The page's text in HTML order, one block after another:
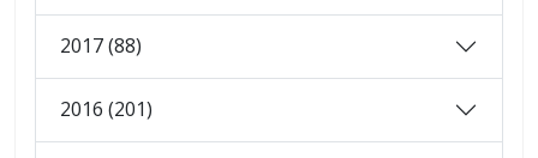
2017 (88)
2016 (201)